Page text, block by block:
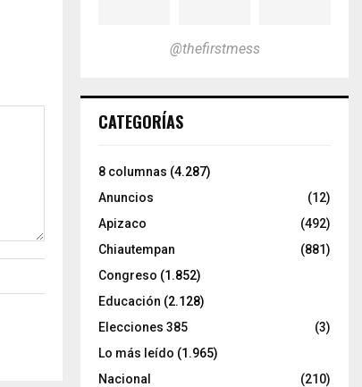
@thefirstmess
CATEGORÍAS
8 columnas (4.287)
Anuncios
(12)
Apizaco
(492)
Chiautempan
(881)
Congreso (1.852)
Educación (2.128)
Elecciones 385
(3)
Lo más leído (1.965)
Nacional
(210)